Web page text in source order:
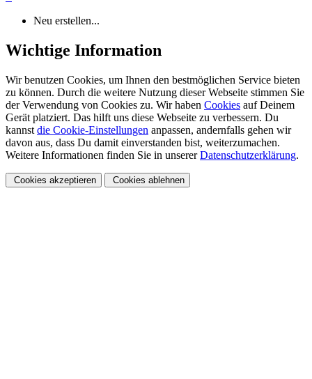
Neu erstellen...
Wichtige Information
Wir benutzen Cookies, um Ihnen den bestmöglichen Service bieten
zu können. Durch die weitere Nutzung dieser Webseite stimmen Sie
der Verwendung von Cookies zu. Wir haben Cookies auf Deinem
Gerät platziert. Das hilft uns diese Webseite zu verbessern. Du
kannst die Cookie-Einstellungen anpassen, andernfalls gehen wir
davon aus, dass Du damit einverstanden bist, weiterzumachen.
Weitere Informationen finden Sie in unsererDatenschutzerklärung.
Cookies akzeptieren Cookies ablehnen